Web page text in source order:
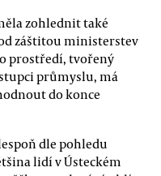
zohlednit také
záštitou ministerstev
prostředí, tvořený
průmyslu, má
do konce
dle pohledu
lidí v Ústeckém